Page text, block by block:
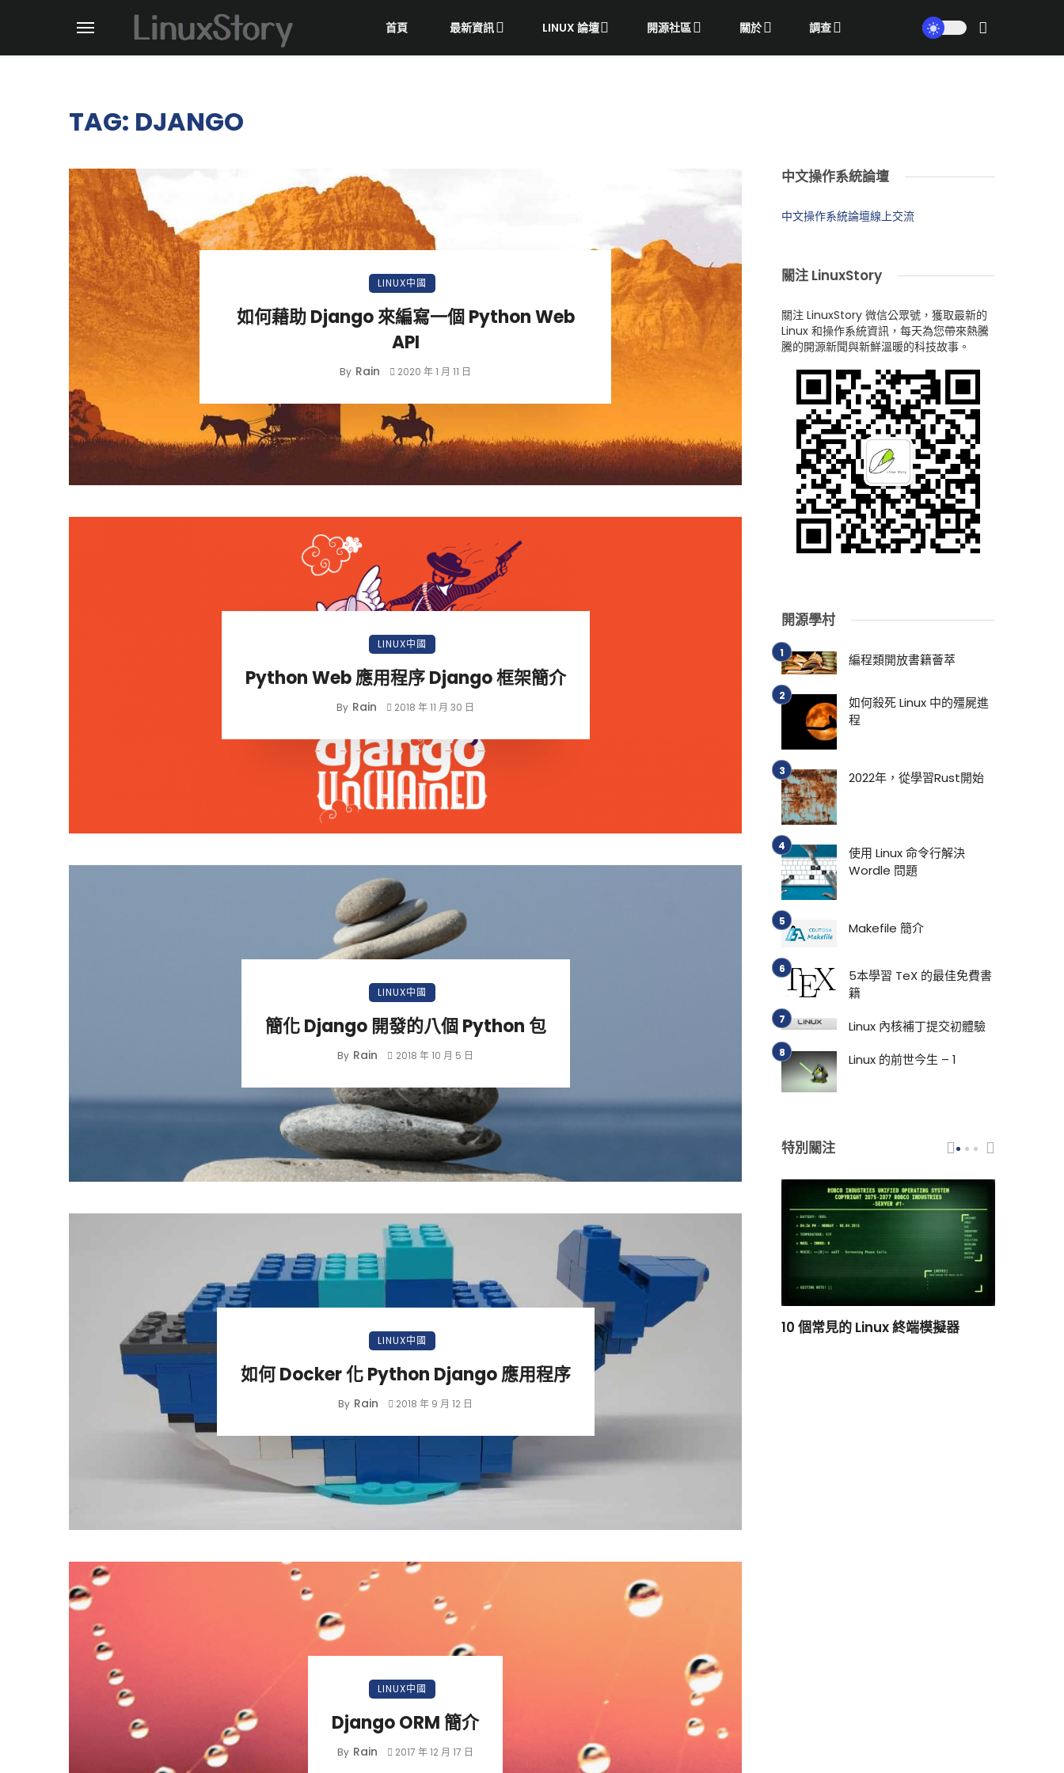
首頁 最新資訊 LINUX 論壇 開源社區 關於 調查
TAG: DJANGO
LINUX中國
如何藉助 Django 來編寫一個 Python Web
API
By Rain 2020 年 1 月 11 日
LINUX中國
Python Web 應用程序 Django 框架簡介
By Rain 2018 年 11 月 30 日
LINUX中國
簡化 Django 開發的八個 Python 包
By Rain 2018 年 10 月 5 日
LINUX中國
如何 Docker 化 Python Django 應用程序
By Rain 2018 年 9 月 12 日
LINUX中國
Django ORM 簡介
By Rain 2017 年 12 月 17 日
中文操作系統論壇
中文操作系統論壇線上交流
關注 LinuxStory
關注 LinuxStory 微信公眾號，獲取最新的
Linux 和操作系統資訊，每天為您帶來熱騰
騰的開源新聞與新鮮溫暖的科技故事。
開源學村
編程類開放書籍薈萃
如何殺死 Linux 中的殭屍進
程
2022年，從學習Rust開始
使用 Linux 命令行解決
Wordle 問題
Makefile 簡介
5本學習 TeX 的最佳免費書
籍
Linux 內核補丁提交初體驗
Linux 的前世今生 – 1
特別關注
小白觀察：Let&apos;s Encrpt 正
過渡到 ISRG Root
更開放的分散式事務 | Fescar 品牌
升級，更名為 Seata
10 個常見的 Linux 終端模擬器